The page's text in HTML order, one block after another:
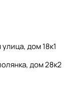
дом 18к1
дом 28к2